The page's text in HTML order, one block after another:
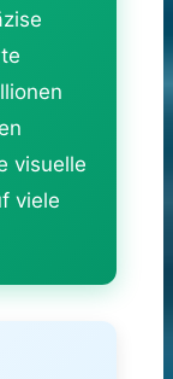
visuelle
viele